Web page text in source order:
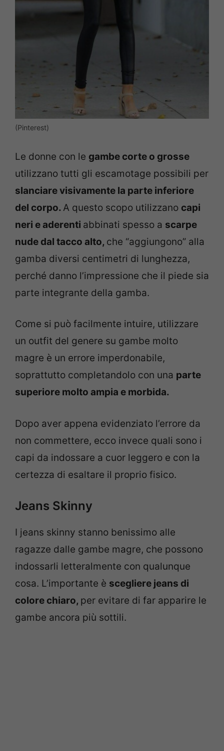
(Pinterest)
Le donne con le gambe corte o grosse
utilizzano tutti gli escamotage possibili per
slanciare visivamente la parte inferiore
del corpo. A questo scopo utilizzano capi
neri e aderenti abbinati spesso a scarpe
nude dal tacco alto, che “aggiungono” alla
gamba diversi centimetri di lunghezza,
perché danno l’impressione che il piede sia
parte integrante della gamba.
Come si può facilmente intuire, utilizzare
un outfit del genere su gambe molto
magre è un errore imperdonabile,
soprattutto completandolo con una parte
superiore molto ampia e morbida.
Dopo aver appena evidenziato l’errore da
non commettere, ecco invece quali sono i
capi da indossare a cuor leggero e con la
certezza di esaltare il proprio fisico.
Jeans Skinny
I jeans skinny stanno benissimo alle
ragazze dalle gambe magre, che possono
indossarli letteralmente con qualunque
cosa. L’importante è scegliere jeans di
colore chiaro, per evitare di far apparire le
gambe ancora più sottili.